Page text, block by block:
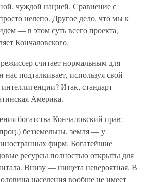
чуждой нацией. Сравнение с
нелепо. Другое дело, что мы к
— в этом суть всего проекта,
Кончаловского.
считает нормальным для
подталкивает, используя свой
интеллигенции? Итак, стандарт
Америка.
богатства Кончаловский прав:
безземельны, земля — у
фирм. Богатейшие
ресурсы полностью открыты для
Внизу — нищета невероятная. В
населения вообще не имеет